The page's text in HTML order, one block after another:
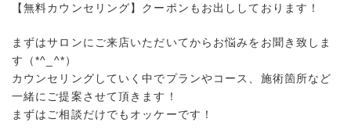
【無料カウンセリング】クーポンもお出ししております！
まずはサロンにご来店いただいてからお悩みをお聞き致しま
す（*^_^*）
カウンセリングしていく中でプランやコース、施術箇所など
一緒にご提案させて頂きます！
まずはご相談だけでもオッケーです！